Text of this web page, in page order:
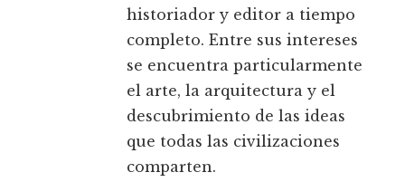
historiador y editor a tiempo
completo. Entre sus intereses
se encuentra particularmente
el arte, la arquitectura y el
descubrimiento de las ideas
que todas las civilizaciones
comparten.